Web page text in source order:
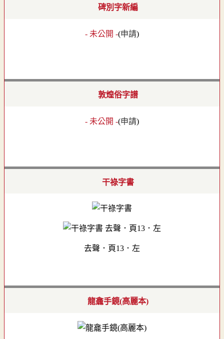
碑別字新編
- 未公開 -(申請)
敦煌俗字譜
- 未公開 -(申請)
干祿字書
去聲．頁13．左
龍龕手鏡(高麗本)